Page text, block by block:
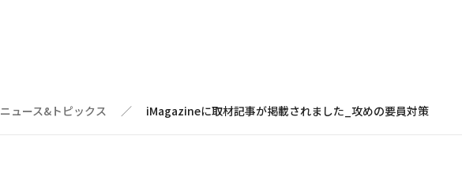
ニュース&トピックス iMagazineに取材記事が掲載されました_攻めの要員対策